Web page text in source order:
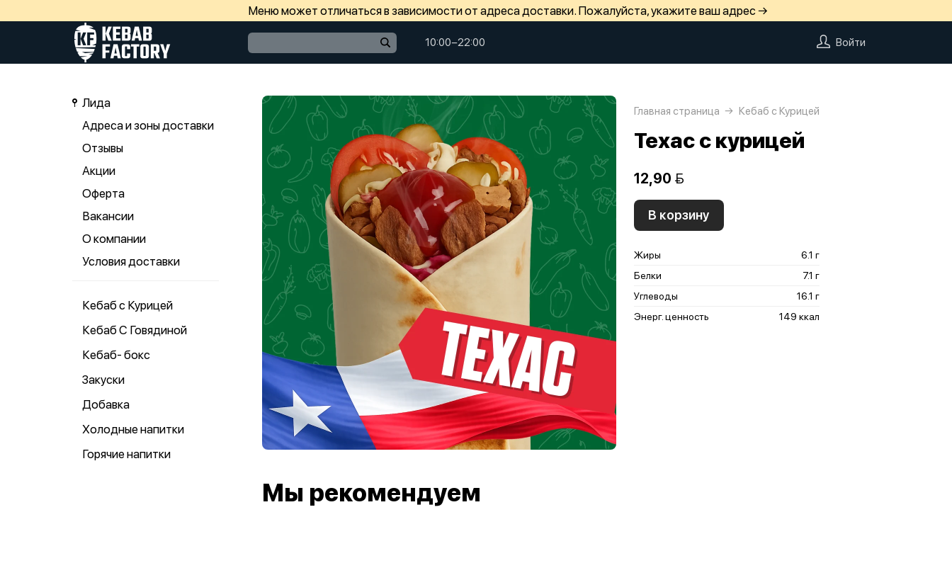
Меню может отличаться в зависимости от адреса доставки. Пожалуйста, укажите ваш адрес →
10:00−22:00 Войти
Лида
Адреса и зоны доставки
Отзывы
Акции
Оферта
Вакансии
О компании
Условия доставки
Кебаб с Курицей
Кебаб С Говядиной
Кебаб- бокс
Закуски
Добавка
Холодные напитки
Горячие напитки
Главная страница Кебаб с Курицей
Техас с курицей
12,90 
В корзину
Жиры
6.1 г
Белки
7.1 г
Углеводы
16.1 г
Энерг. ценность
149 ккал
Мы рекомендуем